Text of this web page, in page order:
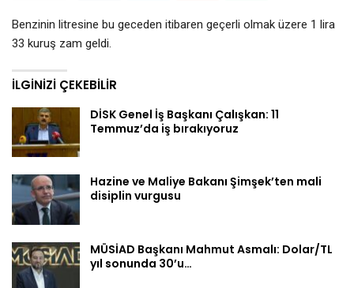
Benzinin litresine bu geceden itibaren geçerli olmak üzere 1 lira
33 kuruş zam geldi.
İLGINIZI ÇEKEBILIR
DİSK Genel İş Başkanı Çalışkan: 11
Temmuz’da iş bırakıyoruz
Hazine ve Maliye Bakanı Şimşek’ten mali
disiplin vurgusu
MÜSİAD Başkanı Mahmut Asmalı: Dolar/TL
yıl sonunda 30’u…